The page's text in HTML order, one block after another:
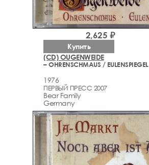
(CD) OUGENWEIDE
– OHRENSCHMAUS / EULENSPIEGEL
1976
ПЕРВЫЙ ПРЕСС 2007
Bear Family
Germany
2,625 ₽
Купить